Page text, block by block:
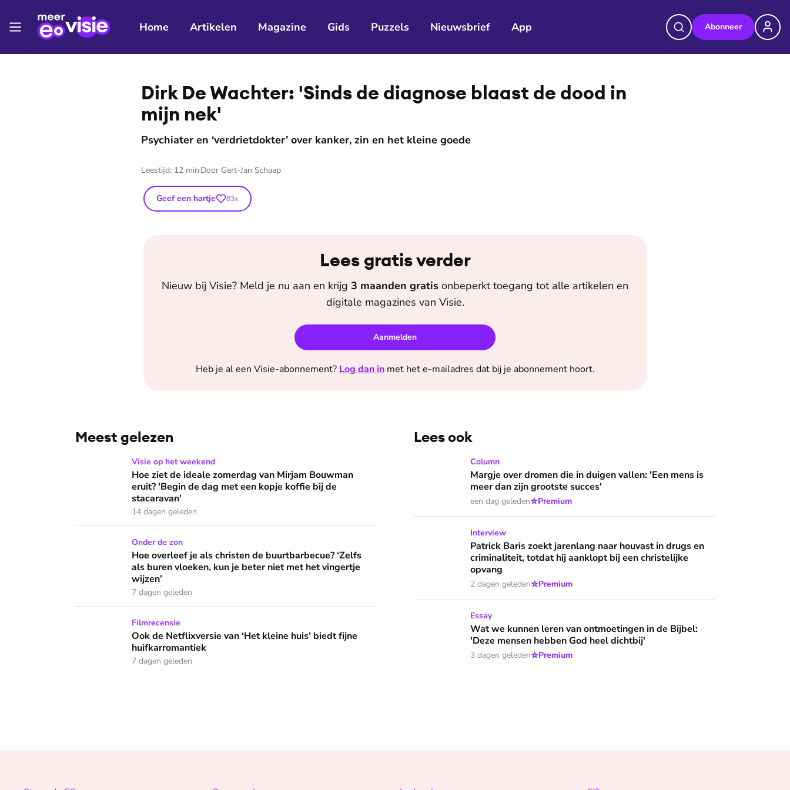
Home Artikelen Magazine Gids Puzzels Nieuwsbrief App Abonneer
©Jacqueline de Haas / EO
Dirk De Wachter: 'Sinds de diagnose blaast de dood in
mijn nek'
Psychiater en ‘verdrietdokter’ over kanker, zin en het kleine goede
Leestijd: 12 min Door Gert-Jan Schaap
Geef een hartje 83x
Lees gratis verder
Nieuw bij Visie? Meld je nu aan en krijg 3 maanden gratis onbeperkt toegang tot alle artikelen en
digitale magazines van Visie.
Aanmelden
Heb je al een Visie-abonnement? Log dan in met het e-mailadres dat bij je abonnement hoort.
Meest gelezen
Hoe ziet de ideale zomerdag van Mirjam Bouwman eruit? 'Begin de dag met een kopje koffie bij de stacaravan'
Visie op het weekend
Hoe ziet de ideale zomerdag van Mirjam Bouwman
eruit? 'Begin de dag met een kopje koffie bij de
stacaravan'
14 dagen geleden
Hoe overleef je als christen de buurtbarbecue? ‘Zelfs als buren vloeken, kun je beter niet met het vingertje wijzen’
Onder de zon
Hoe overleef je als christen de buurtbarbecue? ‘Zelfs
als buren vloeken, kun je beter niet met het vingertje
wijzen’
7 dagen geleden
Ook de Netflixversie van ‘Het kleine huis’ biedt fijne huifkarromantiek
Filmrecensie
Ook de Netflixversie van ‘Het kleine huis’ biedt fijne
huifkarromantiek
7 dagen geleden
Lees ook
Margje over dromen die in duigen vallen: 'Een mens is meer dan zijn grootste succes'
Column
Margje over dromen die in duigen vallen: 'Een mens is
meer dan zijn grootste succes'
een dag geleden⭐Premium
Patrick Baris zoekt jarenlang naar houvast in drugs en criminaliteit, totdat hij aanklopt
Interview
Patrick Baris zoekt jarenlang naar houvast in drugs en
criminaliteit, totdat hij aanklopt bij een christelijke
opvang
2 dagen geleden⭐Premium
Wat we kunnen leren van ontmoetingen in de Bijbel: 'Deze mensen hebben God heel
Essay
Wat we kunnen leren van ontmoetingen in de Bijbel:
'Deze mensen hebben God heel dichtbij'
3 dagen geleden⭐Premium